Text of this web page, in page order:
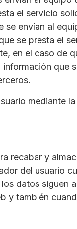
el servicio
se envían al
se presta el
en el caso de
que
mediante
recabar y
del usuario
datos siguen
y también